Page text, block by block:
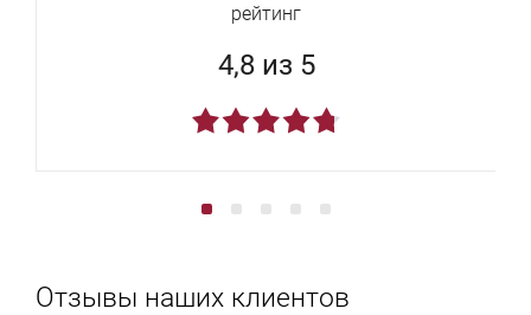
рейтинг
4,8 из 5
Отзывы наших клиентов